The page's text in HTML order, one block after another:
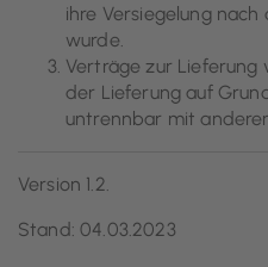
ihre Versiegelung
wurde.
Verträge zur Lieferung
der Lieferung auf
untrennbar mit
Version 1.2.
Stand: 04.03.2023